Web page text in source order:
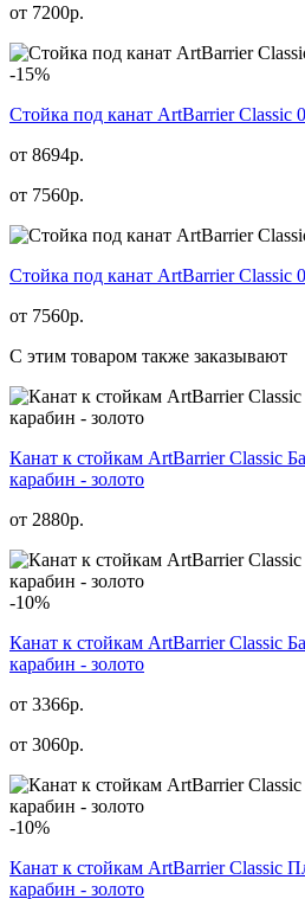
от 7200р.
-15%
Стойка под канат ArtBarrier Classic
от 8694р.
от 7560р.
Стойка под канат ArtBarrier Classic
от 7560р.
С этим товаром также заказывают
Канат к стойкам ArtBarrier Classic
карабин - золото
от 2880р.
-10%
Канат к стойкам ArtBarrier Classic
карабин - золото
от 3366р.
от 3060р.
-10%
Канат к стойкам ArtBarrier Classic
карабин - золото